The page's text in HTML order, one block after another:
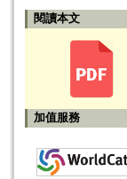
閱讀本文
加值服務